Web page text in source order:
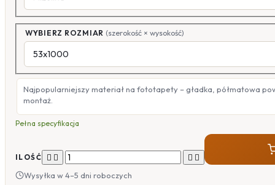
WYBIERZ ROZMIAR (szerokość × wysokość)
Najpopularniejszy materiał na fototapety – gładka, półmatowa
montaż.
Pełna specyfikacja
ILOŚĆ    
Wysyłka w 4–5 dni roboczych